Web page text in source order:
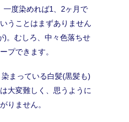
一度染めれば1、2ヶ月で
うことはまずありません
)。むしろ、中々色落ちせ
プできます。
まっている白髪(黒髪も)
大変難しく、思うように
りません。